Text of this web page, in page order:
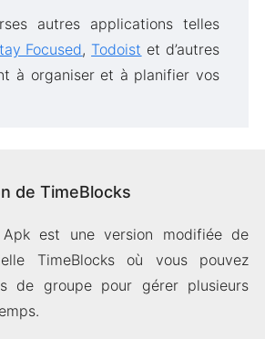
autres applications telles
Focused,Todoist et d’autres
à organiser et à planifier vos
de TimeBlocks
Apk est une version modifiée de
TimeBlocks où vous pouvez
de groupe pour gérer plusieurs